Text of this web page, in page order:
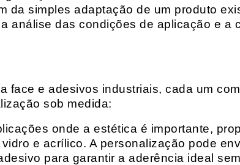
da simples adaptação de um produto
análise das condições de aplicação e a
face e adesivos industriais, cada um
sob medida:
onde a estética é importante,
e acrílico. A personalização pode
para garantir a aderência ideal